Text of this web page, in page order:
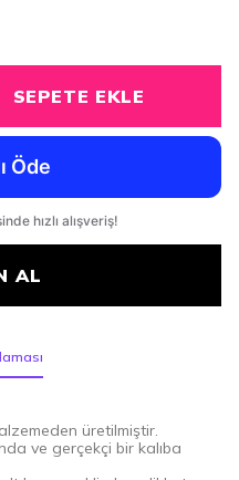
SEPETE EKLE
AL
üretilmiştir.
ve gerçekçi bir kalıba